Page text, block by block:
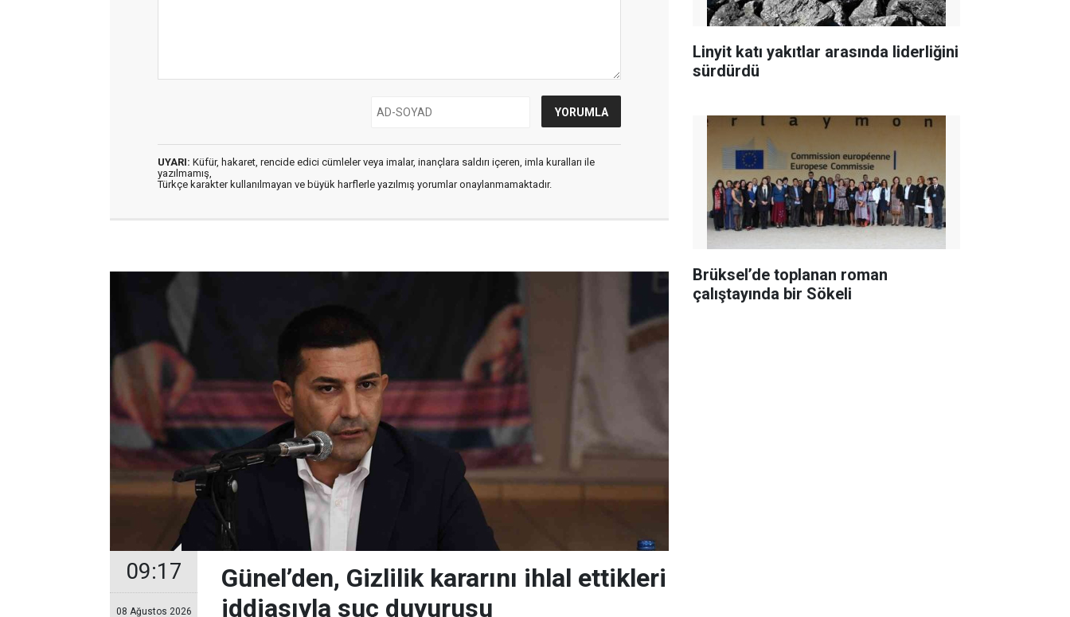
UYARI: Küfür, hakaret, rencide edici cümleler veya imalar, inançlara saldırı içeren, imla kuralları ile
yazılmamış,
Türkçe karakter kullanılmayan ve büyük harflerle yazılmış yorumlar onaylanmamaktadır.
09:17
08 Ağustos 2026
Günel’den, Gizlilik kararını ihlal ettikleri
iddiasıyla suç duyurusu
Linyit katı yakıtlar arasında liderliğini
sürdürdü
Brüksel’de toplanan roman
çalıştayında bir Sökeli